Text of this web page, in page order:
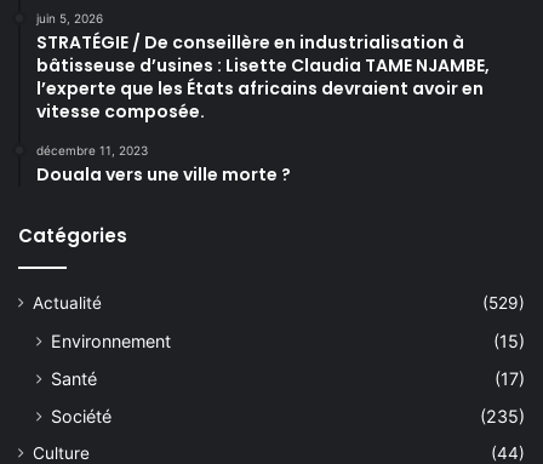
juin 5, 2026
STRATÉGIE / De conseillère en industrialisation à
bâtisseuse d’usines : Lisette Claudia TAME NJAMBE,
l’experte que les États africains devraient avoir en
vitesse composée.
décembre 11, 2023
Douala vers une ville morte ?
Catégories
Actualité (529)
Environnement
(15)
Santé
(17)
Société
(235)
Culture
(44)